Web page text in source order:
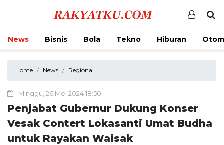
News Bisnis Bola Tekno Hiburan
Home News Regional
Minggu, 26 Mei 2024 18:50
Penjabat Gubernur Dukung Konser
Vesak Contert Lokasanti Umat Budha
untuk Rayakan Waisak